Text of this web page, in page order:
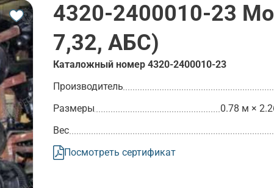
4320-2400010-23
7,32, АБС)
Каталожный номер 4320-2400010-23
Производитель
Размеры
0.78 м ×
Вес
Посмотреть сертификат